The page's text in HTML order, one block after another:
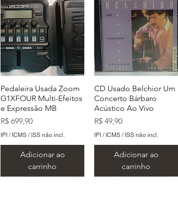
Pedaleira Usada Zoom
G1XFOUR Multi-Efeitos
e Expressão MB
Preço
R$ 699,90
IPI / ICMS / ISS não incl.
Adicionar ao
carrinho
CD Usado Belchior Um
Concerto Bárbaro
Acústico Ao Vivo
Preço
R$ 49,90
IPI / ICMS / ISS não incl.
Adicionar ao
carrinho